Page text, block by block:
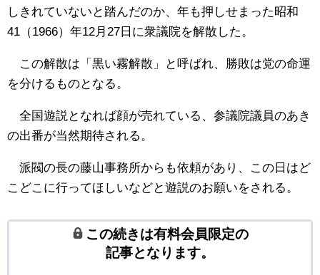
しきれていないと踏んだのか、年も押しせまった昭和
41（1966）年12月27日に衆議院を解散した。
この解散は「黒い霧解散」と呼ばれ、勝敗は党の命運
を分けるものとなる。
全国遊説となれば顔が売れている、参議院議員のあき
の出番が当然期待される。
派閥の長の藤山事務所からも依頼があり、この日はど
こどこに行ってほしいなどと遊説のお願いをされる。
この続きは有料会員限定の
記事となります。